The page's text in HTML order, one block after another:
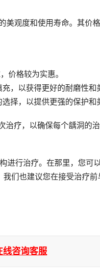
价格较为实惠。
，以获得更好的耐磨性和
择，以提供更强的保护和
们也建议您在接受治疗前
线咨询客服